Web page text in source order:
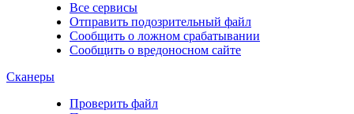
Все сервисы
Отправить подозрительный файл
Сообщить о ложном срабатывании
Сообщить о вредоносном сайте
Сканеры
Проверить файл